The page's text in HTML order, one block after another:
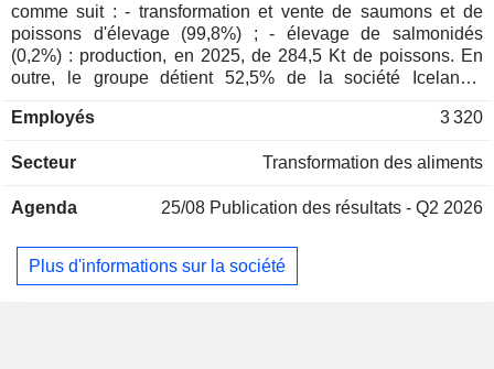
comme suit : - transformation et vente de saumons et de
poissons d'élevage (99,8%) ; - élevage de salmonidés
(0,2%) : production, en 2025, de 284,5 Kt de poissons. En
outre, le groupe détient 52,5% de la société Icelandic
(Norvège). La répartition géographique du CA est la
Etats-Unis et Canada (18,6%) et autres (0,9%).
Employés 3 320
Secteur Transformation des aliments
Agenda 25/08 Publication des résultats - Q2 2026
Plus d'informations sur la société